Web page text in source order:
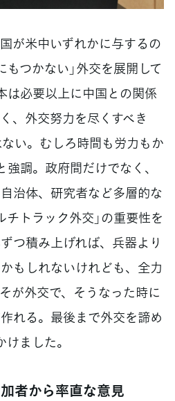
が米中いずれかに与するの
もつかない」外交を展開して
は必要以上に中国との関係
、外交努力を尽くすべき
ない。むしろ時間も労力もか
強調。政府間だけでなく、
治体、研究者など多層的な
チトラック外交」の重要性を
つ積み上げれば、兵器より
もしれないけれども、全力
が外交で、そうなった時に
れる。最後まで外交を諦め
ました。
者から率直な意見